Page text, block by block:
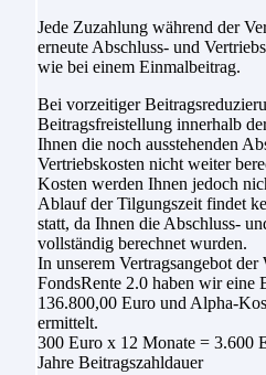
Jede Zuzahlung während der
erneute Abschluss- und
wie bei einem Einmalbeitrag.
Bei vorzeitiger
Beitragsfreistellung innerhalb
Ihnen die noch ausstehenden
Vertriebskosten nicht weiter
Kosten werden Ihnen jedoch
Ablauf der Tilgungszeit findet
statt, da Ihnen die Abschluss-
vollständig berechnet wurden.
In unserem Vertragsangebot
FondsRente 2.0 haben wir eine
136.800,00 Euro und Alpha-
ermittelt.
300 Euro x 12 Monate = 3.600
Jahre Beitragszahldauer